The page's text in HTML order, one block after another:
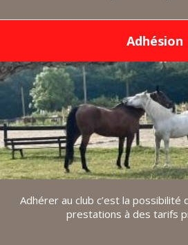
Adhésion
Adhérer au club c’est la possibilité
prestations à des tarifs